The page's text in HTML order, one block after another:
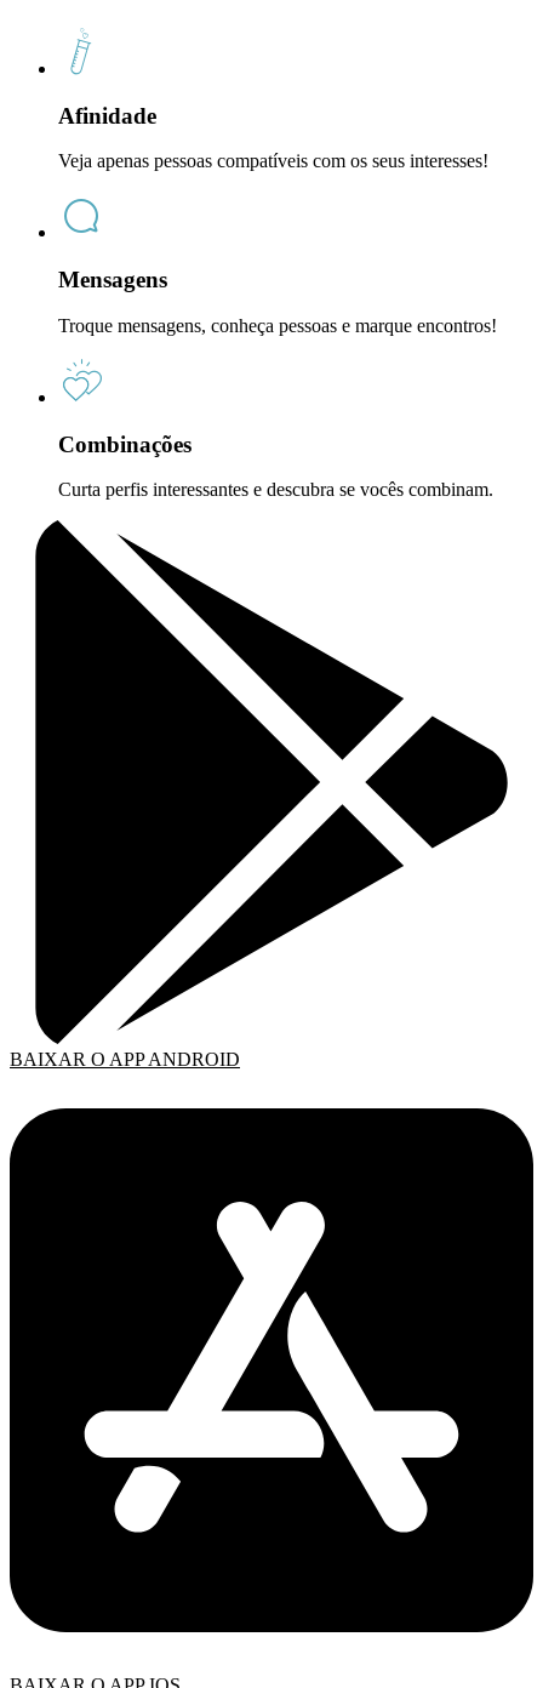
Afinidade
Veja apenas pessoas compatíveis com os seus interesses!
Mensagens
Troque mensagens, conheça pessoas e marque encontros!
Combinações
Curta perfis interessantes e descubra se vocês combinam.
BAIXAR O APP ANDROID